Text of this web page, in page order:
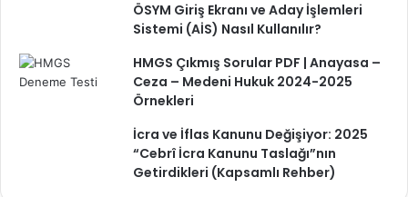
ÖSYM Giriş Ekranı ve Aday İşlemleri
Sistemi (AİS) Nasıl Kullanılır?
HMGS Çıkmış Sorular PDF | Anayasa –
Ceza – Medeni Hukuk 2024-2025
Örnekleri
İcra ve İflas Kanunu Değişiyor: 2025
“Cebrî İcra Kanunu Taslağı”nın
Getirdikleri (Kapsamlı Rehber)